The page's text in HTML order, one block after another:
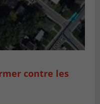
contre les